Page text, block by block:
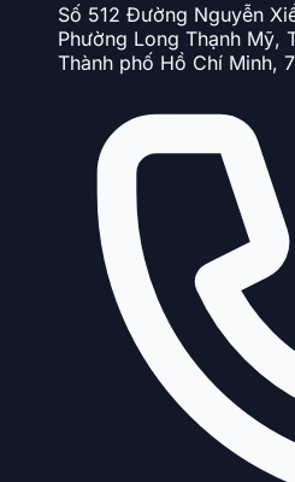
Số 512 Đường Nguyễn
Phường Long Thạnh Mỹ,
Thành phố Hồ Chí Minh,